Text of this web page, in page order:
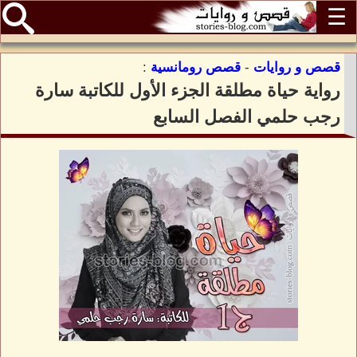
☰
قصص و روايات - قصص رومانسية :
رواية حياة مطلقة الجزء الأول للكاتبة سارة
رجب حلمي الفصل السابع